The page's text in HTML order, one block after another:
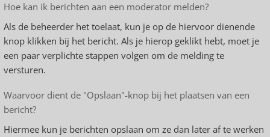
Hoe kan ik berichten aan een moderator melden?
Als de beheerder het toelaat, kun je op de hiervoor dienende
knop klikken bij het bericht. Als je hierop geklikt hebt, moet je
een paar verplichte stappen volgen om de melding te
versturen.
Waarvoor dient de "Opslaan"-knop bij het plaatsen van een
bericht?
Hiermee kun je berichten opslaan om ze dan later af te werken